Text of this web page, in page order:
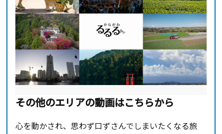
その他のエリアの動画はこちらから
心を動かされ、思わず口ずさんでしまいたくなる旅